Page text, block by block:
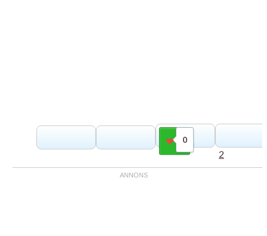
0
Gilla
2